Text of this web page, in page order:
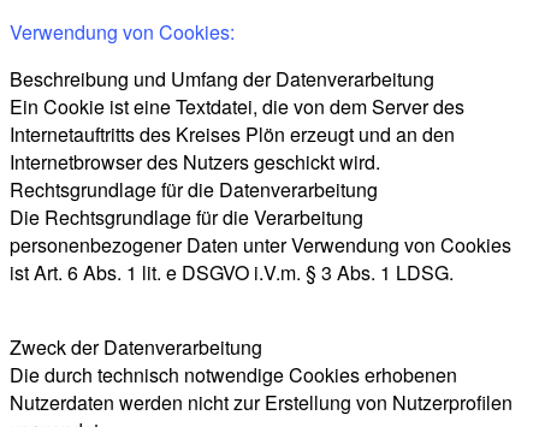
Verwendung von Cookies:
Beschreibung und Umfang der Datenverarbeitung
Ein Cookie ist eine Textdatei, die von dem Server des
Internetauftritts des Kreises Plön erzeugt und an den
Internetbrowser des Nutzers geschickt wird.
Rechtsgrundlage für die Datenverarbeitung
Die Rechtsgrundlage für die Verarbeitung
personenbezogener Daten unter Verwendung von Cookies
ist Art. 6 Abs. 1 lit. e DSGVO i.V.m. § 3 Abs. 1 LDSG.
Zweck der Datenverarbeitung
Die durch technisch notwendige Cookies erhobenen
Nutzerdaten werden nicht zur Erstellung von Nutzerprofilen